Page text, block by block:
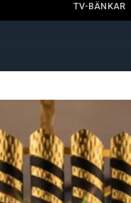
TV-BÄNKAR